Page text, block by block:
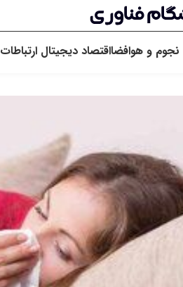
نجوم و هوافضااقتصاد دیجیتال ارتباطات